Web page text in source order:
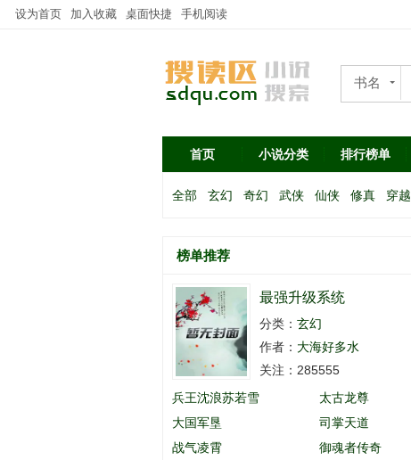
设为首页 加入收藏 桌面快捷 手机阅读
书名
首页 小说分类 排行榜单
全部 玄幻 奇幻 武侠 仙侠 修真 穿越
榜单推荐
最强升级系统
分类： 玄幻
作者： 大海好多水
关注：285555
兵王沈浪苏若雪
太古龙尊
大国军垦
司掌天道
战气凌霄
御魂者传奇